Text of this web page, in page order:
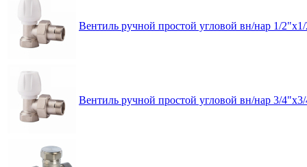
Вентиль ручной простой угловой вн/нар 1/
Вентиль ручной простой угловой вн/нар 3/